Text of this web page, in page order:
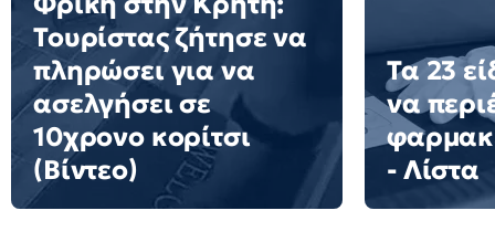
Τουρίστας ζήτησε να
πληρώσει για να
ασελγήσει σε
10χρονο κορίτσι
(Βίντεο)
Τα 23
να
- Λίστα